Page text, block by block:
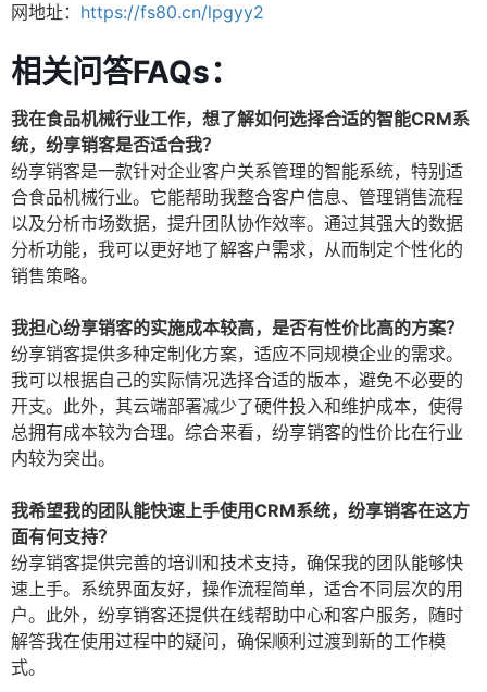
网地址： https://fs80.cn/lpgyy2
相关问答FAQs：
我在食品机械行业工作，想了解如何选择合适的智能CRM系
统，纷享销客是否适合我？
纷享销客是一款针对企业客户关系管理的智能系统，特别适
合食品机械行业。它能帮助我整合客户信息、管理销售流程
以及分析市场数据，提升团队协作效率。通过其强大的数据
分析功能，我可以更好地了解客户需求，从而制定个性化的
销售策略。
我担心纷享销客的实施成本较高，是否有性价比高的方案？
纷享销客提供多种定制化方案，适应不同规模企业的需求。
我可以根据自己的实际情况选择合适的版本，避免不必要的
开支。此外，其云端部署减少了硬件投入和维护成本，使得
总拥有成本较为合理。综合来看，纷享销客的性价比在行业
内较为突出。
我希望我的团队能快速上手使用CRM系统，纷享销客在这方
面有何支持？
纷享销客提供完善的培训和技术支持，确保我的团队能够快
速上手。系统界面友好，操作流程简单，适合不同层次的用
户。此外，纷享销客还提供在线帮助中心和客户服务，随时
解答我在使用过程中的疑问，确保顺利过渡到新的工作模
式。